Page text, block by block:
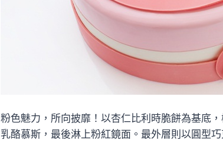
粉色魅力，所向披靡！以杏仁比利時脆餅為基底
乳酪慕斯，最後淋上粉紅鏡面。最外層則以圓型